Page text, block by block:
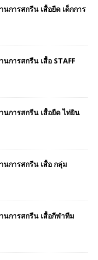
นการสกรีน เสื้อยืด เด็กการ
นการสกรีน เสื้อ STAFF
นการสกรีน เสื้อยืด ไท่ยิน
นการสกรีน เสื้อ กลุ่ม
นการสกรีน เสื้อกีฬาทีม